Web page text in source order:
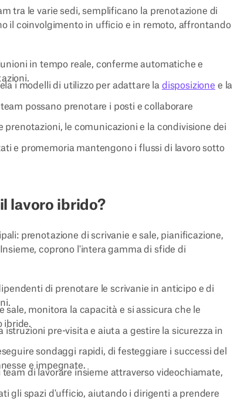
tra le varie sedi, semplificano la prenotazione di
il coinvolgimento in ufficio e in remoto, affrontando
in tempo reale, conferme automatiche e
i modelli di utilizzo per adattare la disposizione e la
possano prenotare i posti e collaborare
le comunicazioni e la condivisione dei
e promemoria mantengono i flussi di lavoro sotto
lavoro ibrido?
prenotazione di scrivanie e sale, pianificazione,
coprono l'intera gamma di sfide di
di prenotare le scrivanie in anticipo e di
monitora la capacità e si assicura che le
ibride.
istruzioni pre-visita e aiuta a gestire la sicurezza in
sondaggi rapidi, di festeggiare i successi del
e impegnate.
di lavorare insieme attraverso videochiamate,
gli spazi d'ufficio, aiutando i dirigenti a prendere